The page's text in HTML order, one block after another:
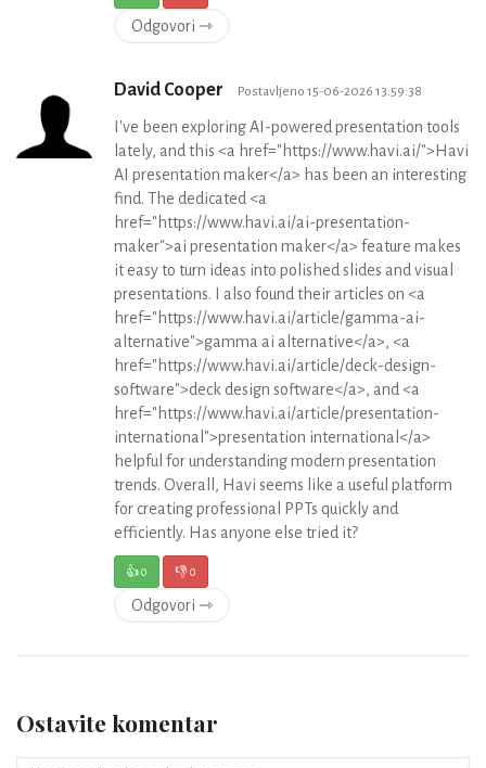
Odgovori ⇾
David Cooper Postavljeno 15-06-2026 13:59:38
I've been exploring AI-powered presentation tools
lately, and this <a href="https://www.havi.ai/">Havi
AI presentation maker</a> has been an interesting
find. The dedicated <a
href="https://www.havi.ai/ai-presentation-
maker">ai presentation maker</a> feature makes
it easy to turn ideas into polished slides and visual
presentations. I also found their articles on <a
href="https://www.havi.ai/article/gamma-ai-
alternative">gamma ai alternative</a>, <a
href="https://www.havi.ai/article/deck-design-
software">deck design software</a>, and <a
href="https://www.havi.ai/article/presentation-
international">presentation international</a>
helpful for understanding modern presentation
trends. Overall, Havi seems like a useful platform
for creating professional PPTs quickly and
efficiently. Has anyone else tried it?
👍0 👎0
Odgovori ⇾
Ostavite komentar